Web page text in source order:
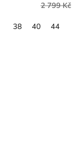
2 799 Kč
38 40 44